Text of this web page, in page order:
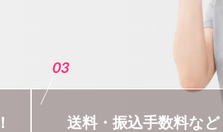
03
送料・振込手数料など